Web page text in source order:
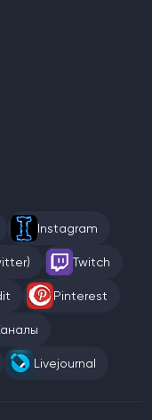
Instagram
Twitch
Pinterest
Livejournal